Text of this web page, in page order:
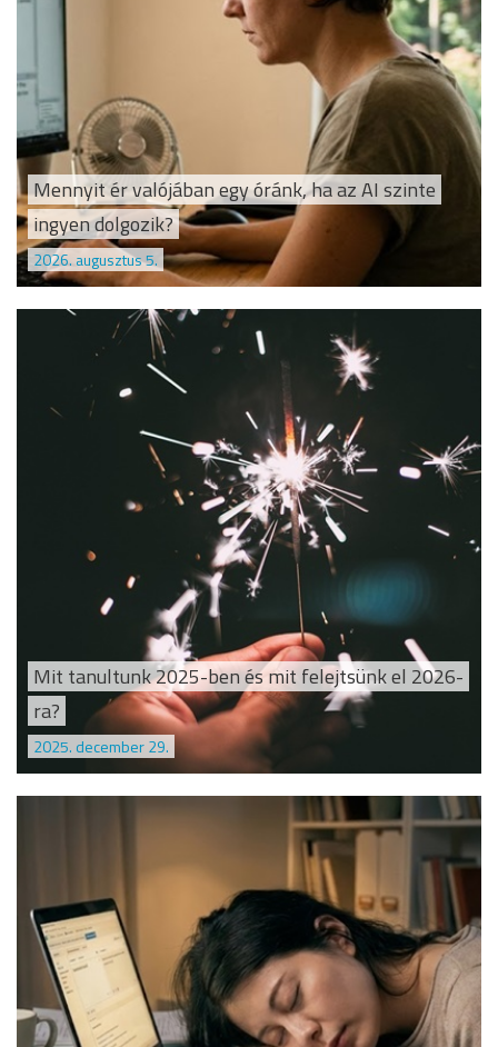
Mennyit ér valójában egy óránk, ha az AI szinte
ingyen dolgozik?
2026. augusztus 5.
Mit tanultunk 2025-ben és mit felejtsünk el 2026-
ra?
2025. december 29.